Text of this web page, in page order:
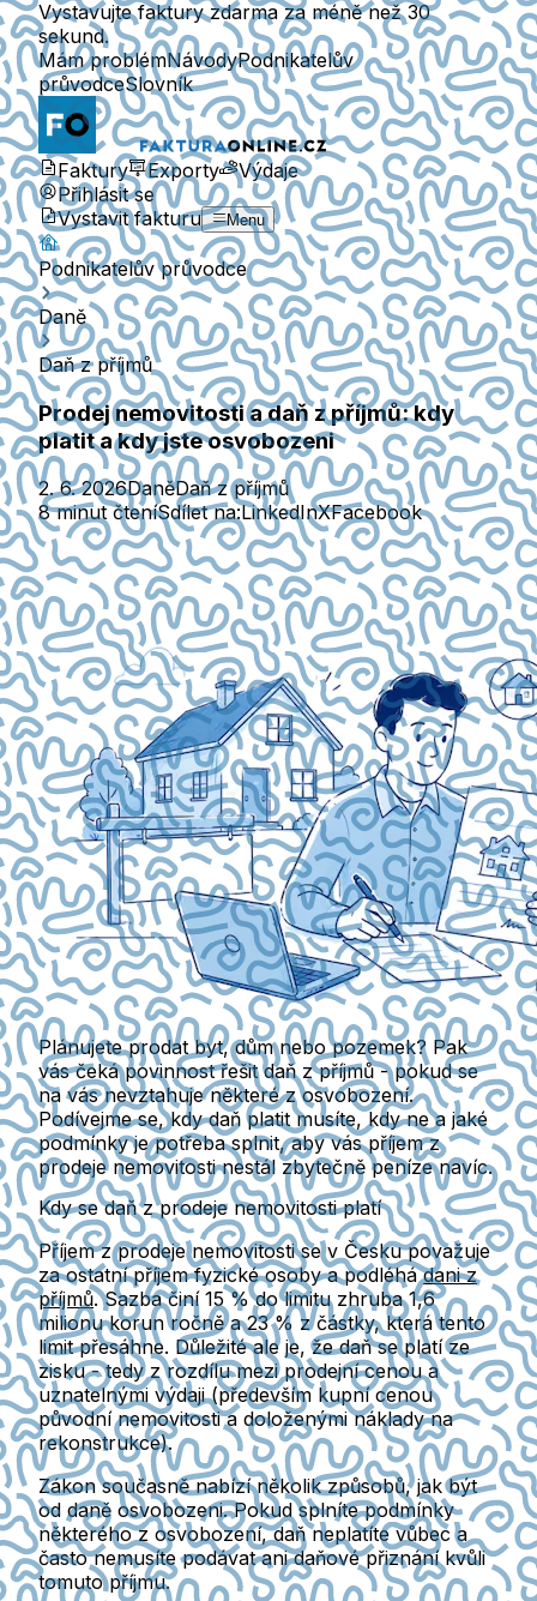
Vystavujte faktury zdarma za méně než 30
sekund.
Mám problémNávodyPodnikatelův
průvodceSlovník
Faktury Exporty
Výdaje
Přihlásit se
Vystavit fakturu
Menu
Podnikatelův průvodce
Daně
Daň z příjmů
Prodej nemovitosti a daň z příjmů: kdy
platit a kdy jste osvobozeni
2. 6. 2026DaněDaň z příjmů
8 minut čteníSdílet na:LinkedInXFacebook
Plánujete prodat byt, dům nebo pozemek? Pak
vás čeká povinnost řešit daň z příjmů - pokud se
na vás nevztahuje některé z osvobození.
Podívejme se, kdy daň platit musíte, kdy ne a jaké
podmínky je potřeba splnit, aby vás příjem z
prodeje nemovitosti nestál zbytečně peníze navíc.
Kdy se daň z prodeje nemovitosti platí
Příjem z prodeje nemovitosti se v Česku považuje
za ostatní příjem fyzické osoby a podléhádani z
příjmů.Sazba činí 15 % do limitu zhruba 1,6
milionu korun ročně a 23 % z částky, která tento
limit přesáhne. Důležité ale je, že daň se platí ze
zisku - tedy z rozdílu mezi prodejní cenou a
uznatelnými výdaji(především kupní cenou
původní nemovitosti a doloženými náklady na
rekonstrukce).
Zákon současně nabízí několik způsobů, jak být
od daně osvobozeni.Pokud splníte podmínky
některého z osvobození, daň neplatíte vůbec a
často nemusíte podávat ani daňové přiznání kvůli
tomuto příjmu.